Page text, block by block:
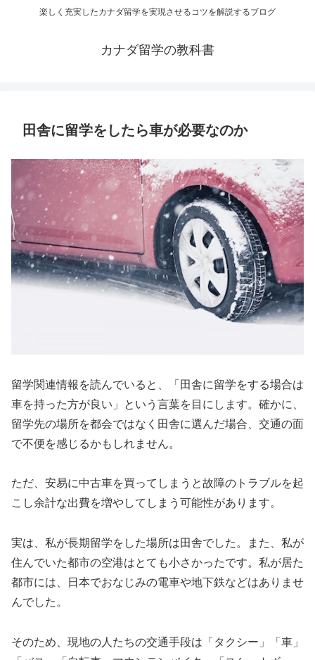
楽しく充実したカナダ留学を実現させるコツを解説するブログ
カナダ留学の教科書
田舎に留学をしたら車が必要なのか
留学関連情報を読んでいると、「田舎に留学をする場合は
車を持った方が良い」という言葉を目にします。確かに、
留学先の場所を都会ではなく田舎に選んだ場合、交通の面
で不便を感じるかもしれません。
ただ、安易に中古車を買ってしまうと故障のトラブルを起
こし余計な出費を増やしてしまう可能性があります。
実は、私が長期留学をした場所は田舎でした。また、私が
住んでいた都市の空港はとても小さかったです。私が居た
都市には、日本でおなじみの電車や地下鉄などはありませ
んでした。
そのため、現地の人たちの交通手段は「タクシー」「車」